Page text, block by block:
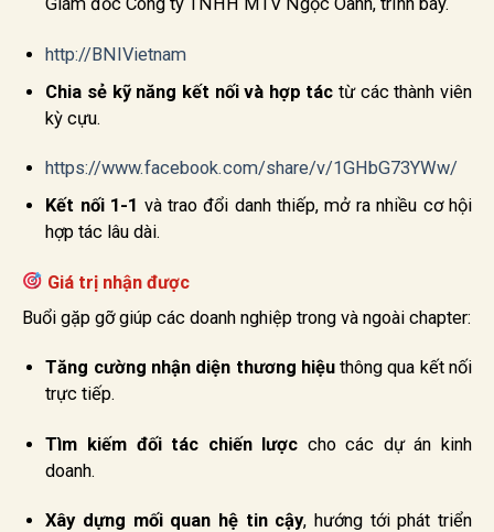
Giám đốc Công ty TNHH MTV Ngọc Oanh, trình bày.
http://BNIVietnam
Chia sẻ kỹ năng kết nối và hợp tác từ các thành viên
kỳ cựu.
https://www.facebook.com/share/v/1GHbG73YWw/
Kết nối 1-1 và trao đổi danh thiếp, mở ra nhiều cơ hội
hợp tác lâu dài.
Giá trị nhận được
Buổi gặp gỡ giúp các doanh nghiệp trong và ngoài chapter:
Tăng cường nhận diện thương hiệuthông qua kết nối
trực tiếp.
Tìm kiếm đối tác chiến lược cho các dự án kinh
doanh.
Xây dựng mối quan hệ tin cậy, hướng tới phát triển